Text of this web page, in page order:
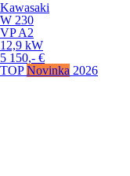
Kawasaki
W 230
VPA2
12,9 kW
5 150,- €
TOP Novinka 2026